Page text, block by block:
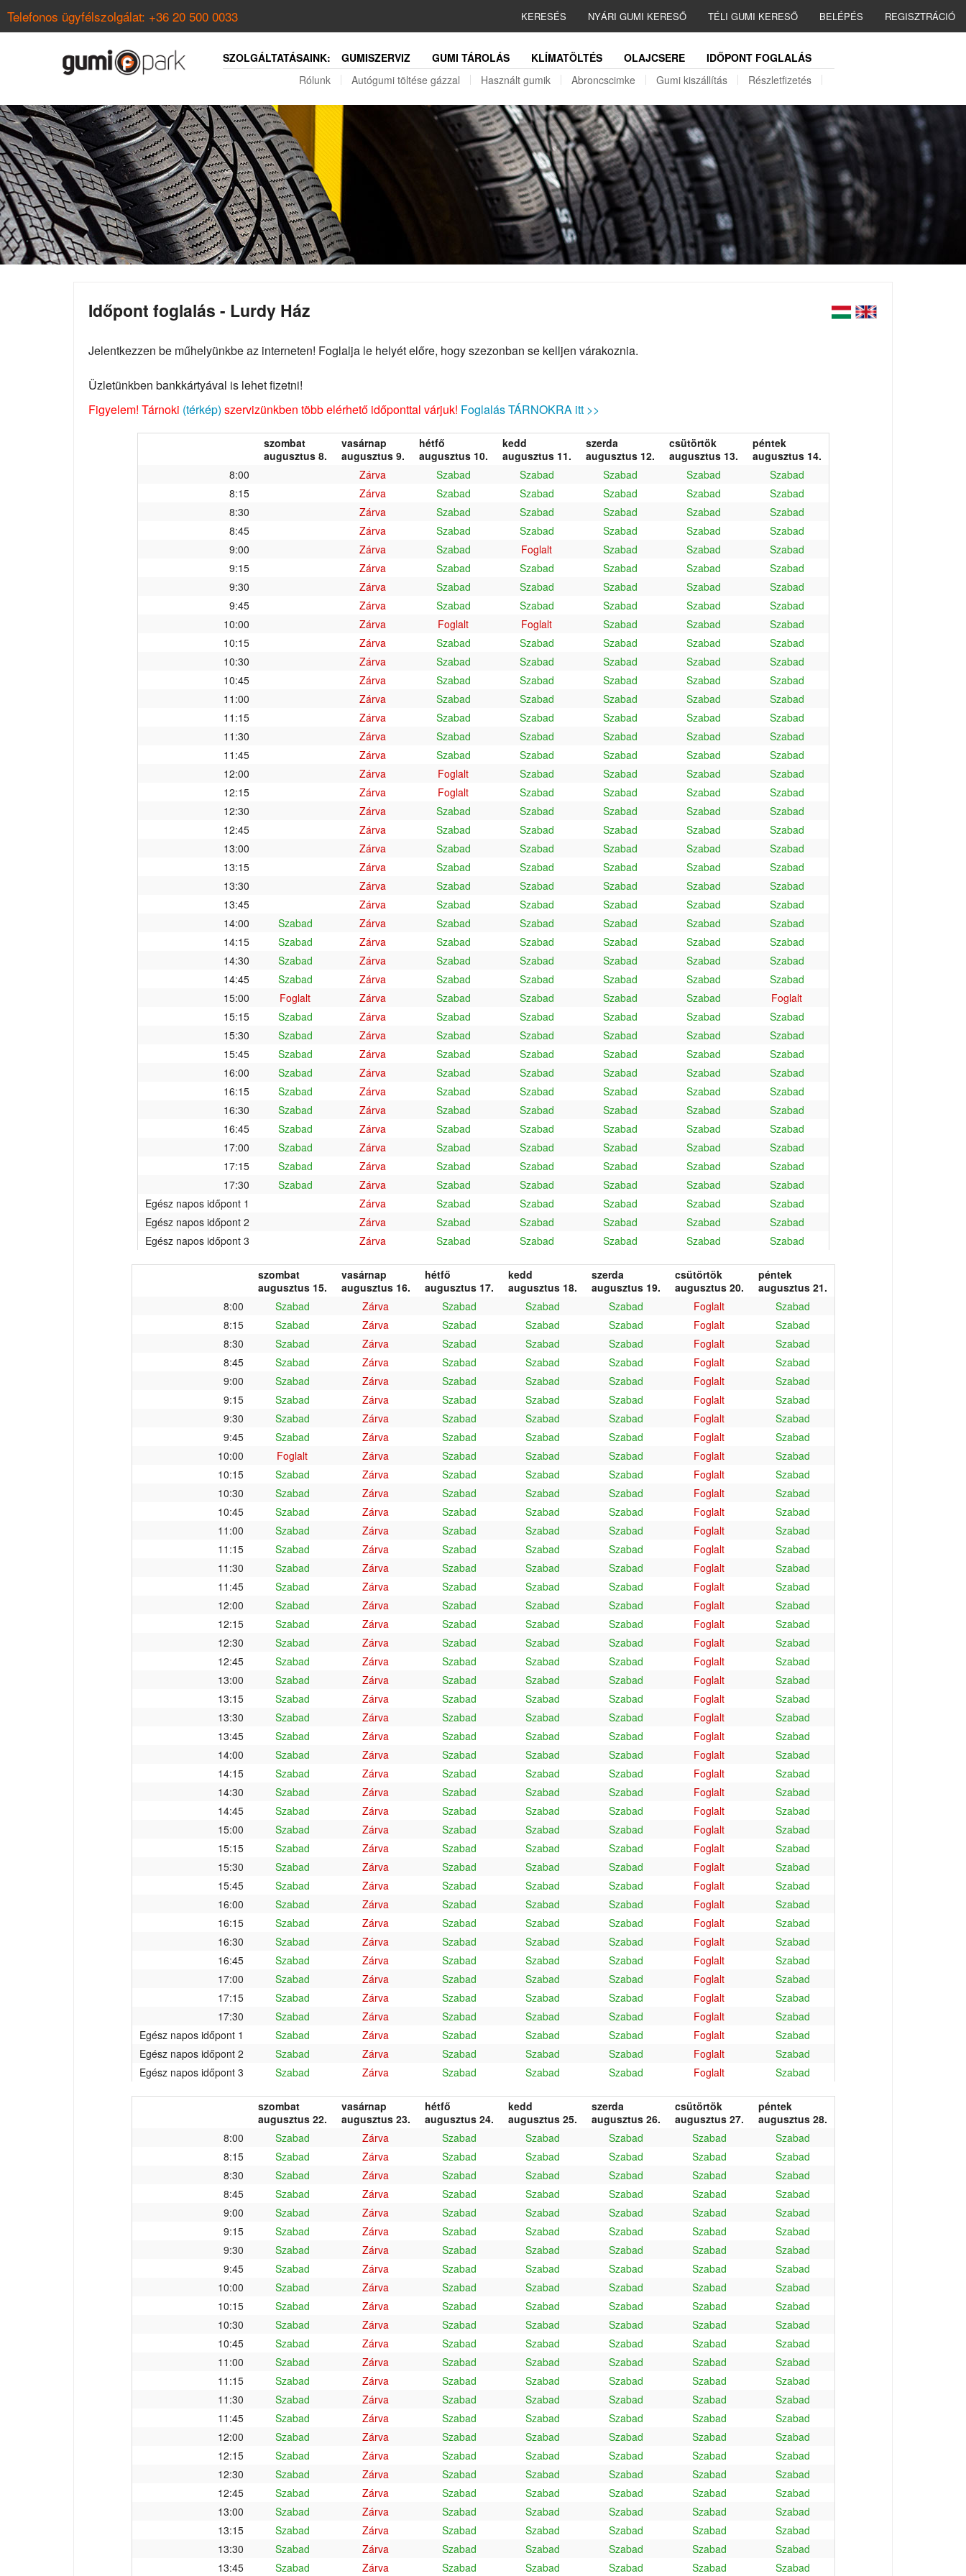
Telefonos ügyfélszolgálat: +36 20 500 0033 KERESÉS NYÁRI GUMI KERESŐ TÉLI GUMI KERESŐ BELÉPÉS REGISZTRÁCIÓ
SZOLGÁLTATÁSAINK: GUMISZERVIZ GUMI TÁROLÁS KLÍMATÖLTÉS OLAJCSERE
IDŐPONT FOGLALÁS
Rólunk
Autógumi töltése gázzal Használt gumik Abroncscimke Gumi kiszállítás Részletfizetés
Időpont foglalás - Lurdy Ház
Jelentkezzen be műhelyünkbe az interneten! Foglalja le helyét előre, hogy szezonban se kelljen várakoznia.
Üzletünkben bankkártyával is lehet fizetni!
Figyelem! Tárnoki (térkép) szervizünkben több elérhető időponttal várjuk! Foglalás TÁRNOKRA itt >>
szombat
augusztus 8.
vasárnap
augusztus 9.
hétfő
augusztus 10.
kedd
augusztus 11.
szerda
augusztus 12.
csütörtök
augusztus 13.
péntek
augusztus 14.
8:00
Zárva Szabad Szabad Szabad Szabad
Szabad
8:15
Zárva Szabad Szabad Szabad Szabad
Szabad
8:30
Zárva Szabad Szabad Szabad Szabad
Szabad
8:45
Zárva Szabad Szabad Szabad Szabad
Szabad
9:00
Zárva Szabad Foglalt Szabad Szabad
Szabad
9:15
Zárva Szabad Szabad Szabad Szabad
Szabad
9:30
Zárva Szabad Szabad Szabad Szabad
Szabad
9:45
Zárva Szabad Szabad Szabad Szabad
Szabad
10:00
Zárva Foglalt Foglalt Szabad Szabad
Szabad
10:15
Zárva Szabad Szabad Szabad Szabad
Szabad
10:30
Zárva Szabad Szabad Szabad Szabad
Szabad
10:45
Zárva Szabad Szabad Szabad Szabad
Szabad
11:00
Zárva Szabad Szabad Szabad Szabad
Szabad
11:15
Zárva Szabad Szabad Szabad Szabad
Szabad
11:30
Zárva Szabad Szabad Szabad Szabad
Szabad
11:45
Zárva Szabad Szabad Szabad Szabad
Szabad
12:00
Zárva Foglalt Szabad Szabad Szabad
Szabad
12:15
Zárva Foglalt Szabad Szabad Szabad
Szabad
12:30
Zárva Szabad Szabad Szabad Szabad
Szabad
12:45
Zárva Szabad Szabad Szabad Szabad
Szabad
13:00
Zárva Szabad Szabad Szabad Szabad
Szabad
13:15
Zárva Szabad Szabad Szabad Szabad
Szabad
13:30
Zárva Szabad Szabad Szabad Szabad
Szabad
13:45
Zárva Szabad Szabad Szabad Szabad
Szabad
14:00
Szabad Zárva Szabad Szabad Szabad Szabad
Szabad
14:15
Szabad Zárva Szabad Szabad Szabad Szabad
Szabad
14:30
Szabad Zárva Szabad Szabad Szabad Szabad
Szabad
14:45
Szabad Zárva Szabad Szabad Szabad Szabad
Szabad
15:00
Foglalt Zárva Szabad Szabad Szabad Szabad
Foglalt
15:15
Szabad Zárva Szabad Szabad Szabad Szabad
Szabad
15:30
Szabad Zárva Szabad Szabad Szabad Szabad
Szabad
15:45
Szabad Zárva Szabad Szabad Szabad Szabad
Szabad
16:00
Szabad Zárva Szabad Szabad Szabad Szabad
Szabad
16:15
Szabad Zárva Szabad Szabad Szabad Szabad
Szabad
16:30
Szabad Zárva Szabad Szabad Szabad Szabad
Szabad
16:45
Szabad Zárva Szabad Szabad Szabad Szabad
Szabad
17:00
Szabad Zárva Szabad Szabad Szabad Szabad
Szabad
17:15
Szabad Zárva Szabad Szabad Szabad Szabad
Szabad
17:30
Szabad Zárva Szabad Szabad Szabad Szabad
Szabad
Egész napos időpont 1
Zárva Szabad Szabad Szabad Szabad
Szabad
Egész napos időpont 2
Zárva Szabad Szabad Szabad Szabad
Szabad
Egész napos időpont 3
Zárva Szabad Szabad Szabad Szabad Szabad
szombat
augusztus 15.
vasárnap
augusztus 16.
hétfő
augusztus 17.
kedd
augusztus 18.
szerda
augusztus 19.
csütörtök
augusztus 20.
péntek
augusztus 21.
8:00
Szabad Zárva Szabad Szabad Szabad Foglalt
Szabad
8:15
Szabad Zárva Szabad Szabad Szabad Foglalt
Szabad
8:30
Szabad Zárva Szabad Szabad Szabad Foglalt
Szabad
8:45
Szabad Zárva Szabad Szabad Szabad Foglalt
Szabad
9:00
Szabad Zárva Szabad Szabad Szabad Foglalt
Szabad
9:15
Szabad Zárva Szabad Szabad Szabad Foglalt
Szabad
9:30
Szabad Zárva Szabad Szabad Szabad Foglalt
Szabad
9:45
Szabad Zárva Szabad Szabad Szabad Foglalt
Szabad
10:00
Foglalt Zárva Szabad Szabad Szabad Foglalt
Szabad
10:15
Szabad Zárva Szabad Szabad Szabad Foglalt
Szabad
10:30
Szabad Zárva Szabad Szabad Szabad Foglalt
Szabad
10:45
Szabad Zárva Szabad Szabad Szabad Foglalt
Szabad
11:00
Szabad Zárva Szabad Szabad Szabad Foglalt
Szabad
11:15
Szabad Zárva Szabad Szabad Szabad Foglalt
Szabad
11:30
Szabad Zárva Szabad Szabad Szabad Foglalt
Szabad
11:45
Szabad Zárva Szabad Szabad Szabad Foglalt
Szabad
12:00
Szabad Zárva Szabad Szabad Szabad Foglalt
Szabad
12:15
Szabad Zárva Szabad Szabad Szabad Foglalt
Szabad
12:30
Szabad Zárva Szabad Szabad Szabad Foglalt
Szabad
12:45
Szabad Zárva Szabad Szabad Szabad Foglalt
Szabad
13:00
Szabad Zárva Szabad Szabad Szabad Foglalt
Szabad
13:15
Szabad Zárva Szabad Szabad Szabad Foglalt
Szabad
13:30
Szabad Zárva Szabad Szabad Szabad Foglalt
Szabad
13:45
Szabad Zárva Szabad Szabad Szabad Foglalt
Szabad
14:00
Szabad Zárva Szabad Szabad Szabad Foglalt
Szabad
14:15
Szabad Zárva Szabad Szabad Szabad Foglalt
Szabad
14:30
Szabad Zárva Szabad Szabad Szabad Foglalt
Szabad
14:45
Szabad Zárva Szabad Szabad Szabad Foglalt
Szabad
15:00
Szabad Zárva Szabad Szabad Szabad Foglalt
Szabad
15:15
Szabad Zárva Szabad Szabad Szabad Foglalt
Szabad
15:30
Szabad Zárva Szabad Szabad Szabad Foglalt
Szabad
15:45
Szabad Zárva Szabad Szabad Szabad Foglalt
Szabad
16:00
Szabad Zárva Szabad Szabad Szabad Foglalt
Szabad
16:15
Szabad Zárva Szabad Szabad Szabad Foglalt
Szabad
16:30
Szabad Zárva Szabad Szabad Szabad Foglalt
Szabad
16:45
Szabad Zárva Szabad Szabad Szabad Foglalt
Szabad
17:00
Szabad Zárva Szabad Szabad Szabad Foglalt
Szabad
17:15
Szabad Zárva Szabad Szabad Szabad Foglalt
Szabad
17:30
Szabad Zárva Szabad Szabad Szabad Foglalt
Szabad
Egész napos időpont 1
Szabad Zárva Szabad Szabad Szabad Foglalt
Szabad
Egész napos időpont 2
Szabad Zárva Szabad Szabad Szabad Foglalt
Szabad
Egész napos időpont 3
Szabad Zárva Szabad Szabad Szabad Foglalt Szabad
szombat
augusztus 22.
vasárnap
augusztus 23.
hétfő
augusztus 24.
kedd
augusztus 25.
szerda
augusztus 26.
csütörtök
augusztus 27.
péntek
augusztus 28.
8:00
Szabad Zárva Szabad Szabad Szabad Szabad
Szabad
8:15
Szabad Zárva Szabad Szabad Szabad Szabad
Szabad
8:30
Szabad Zárva Szabad Szabad Szabad Szabad
Szabad
8:45
Szabad Zárva Szabad Szabad Szabad Szabad
Szabad
9:00
Szabad Zárva Szabad Szabad Szabad Szabad
Szabad
9:15
Szabad Zárva Szabad Szabad Szabad Szabad
Szabad
9:30
Szabad Zárva Szabad Szabad Szabad Szabad
Szabad
9:45
Szabad Zárva Szabad Szabad Szabad Szabad
Szabad
10:00
Szabad Zárva Szabad Szabad Szabad Szabad
Szabad
10:15
Szabad Zárva Szabad Szabad Szabad Szabad
Szabad
10:30
Szabad Zárva Szabad Szabad Szabad Szabad
Szabad
10:45
Szabad Zárva Szabad Szabad Szabad Szabad
Szabad
11:00
Szabad Zárva Szabad Szabad Szabad Szabad
Szabad
11:15
Szabad Zárva Szabad Szabad Szabad Szabad
Szabad
11:30
Szabad Zárva Szabad Szabad Szabad Szabad
Szabad
11:45
Szabad Zárva Szabad Szabad Szabad Szabad
Szabad
12:00
Szabad Zárva Szabad Szabad Szabad Szabad
Szabad
12:15
Szabad Zárva Szabad Szabad Szabad Szabad
Szabad
12:30
Szabad Zárva Szabad Szabad Szabad Szabad
Szabad
12:45
Szabad Zárva Szabad Szabad Szabad Szabad
Szabad
13:00
Szabad Zárva Szabad Szabad Szabad Szabad
Szabad
13:15
Szabad Zárva Szabad Szabad Szabad Szabad
Szabad
13:30
Szabad Zárva Szabad Szabad Szabad Szabad
Szabad
13:45
Szabad Zárva Szabad Szabad Szabad Szabad Szabad